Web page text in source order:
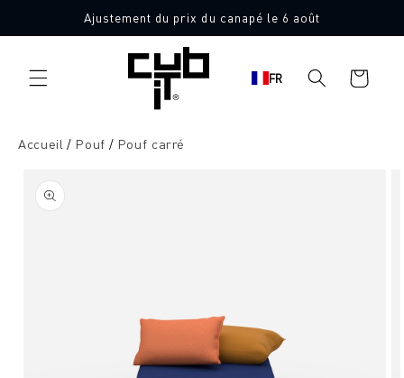
directement
au contenu
Ajustement du prix du canapé le 6 août
FR
Panier
d'achat
Accueil Pouf Pouf carré
l'information
sur le
produit
Fabriqué en Allemagne 🖤